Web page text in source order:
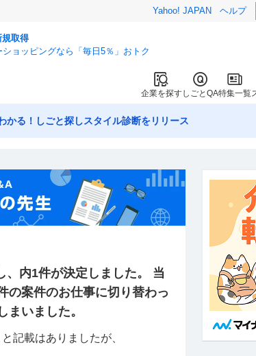
Yahoo! JAPAN ヘルプ
規取得
ショッピングなら「毎日5％」おトク
企業を探すしごとQA特集一覧
かる！しごと探しスタイル診断をリリース
、内1件が決定しました。 当
の案件のお仕事に切り替わっ
いました。
記載はありましたが、